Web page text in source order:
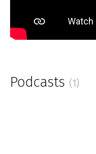
Podcasts (1)